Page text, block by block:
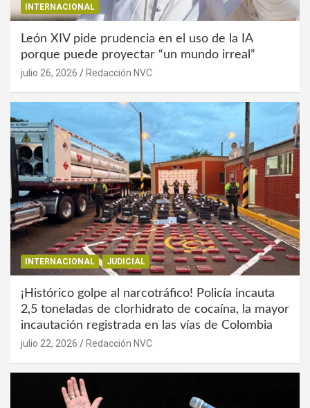
INTERNACIONAL
León XIV pide prudencia en el uso de la IA
porque puede proyectar “un mundo irreal”
julio 26, 2026 Redacción NVC
INTERNACIONAL JUDICIAL
¡Histórico golpe al narcotráfico! Policía incauta
2,5 toneladas de clorhidrato de cocaína, la mayor
incautación registrada en las vías de Colombia
julio 22, 2026 Redacción NVC